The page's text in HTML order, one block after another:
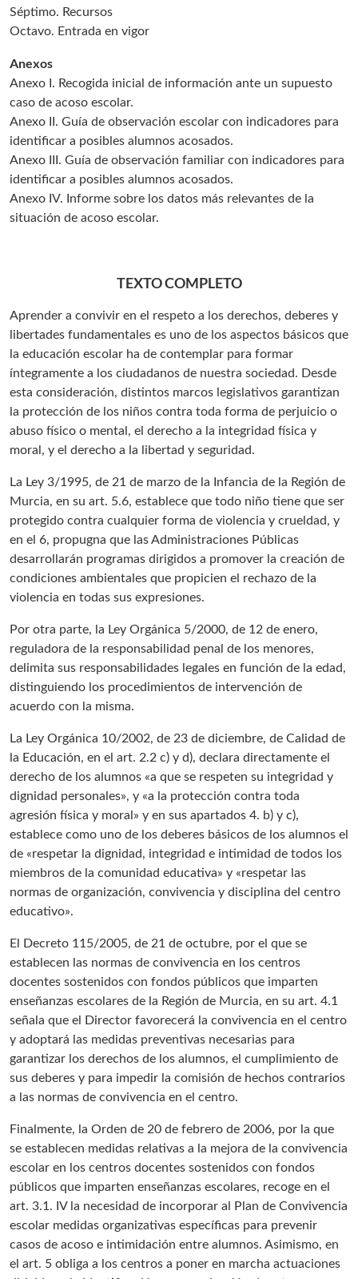
Séptimo. Recursos
Octavo. Entrada en vigor
Anexos
Anexo I. Recogida inicial de información ante un supuesto
caso de acoso escolar.
Anexo II. Guía de observación escolar con indicadores para
identificar a posibles alumnos acosados.
Anexo III. Guía de observación familiar con indicadores para
identificar a posibles alumnos acosados.
Anexo IV. Informe sobre los datos más relevantes de la
situación de acoso escolar.
TEXTO COMPLETO
Aprender a convivir en el respeto a los derechos, deberes y
libertades fundamentales es uno de los aspectos básicos que
la educación escolar ha de contemplar para formar
íntegramente a los ciudadanos de nuestra sociedad. Desde
esta consideración, distintos marcos legislativos garantizan
la protección de los niños contra toda forma de perjuicio o
abuso físico o mental, el derecho a la integridad física y
moral, y el derecho a la libertad y seguridad.
La Ley 3/1995, de 21 de marzo de la Infancia de la Región de
Murcia, en su art. 5.6, establece que todo niño tiene que ser
protegido contra cualquier forma de violencia y crueldad, y
en el 6, propugna que las Administraciones Públicas
desarrollarán programas dirigidos a promover la creación de
condiciones ambientales que propicien el rechazo de la
violencia en todas sus expresiones.
Por otra parte, la Ley Orgánica 5/2000, de 12 de enero,
reguladora de la responsabilidad penal de los menores,
delimita sus responsabilidades legales en función de la edad,
distinguiendo los procedimientos de intervención de
acuerdo con la misma.
La Ley Orgánica 10/2002, de 23 de diciembre, de Calidad de
la Educación, en el art. 2.2 c) y d), declara directamente el
derecho de los alumnos «a que se respeten su integridad y
dignidad personales», y «a la protección contra toda
agresión física y moral» y en sus apartados 4. b) y c),
establece como uno de los deberes básicos de los alumnos el
de «respetar la dignidad, integridad e intimidad de todos los
miembros de la comunidad educativa» y «respetar las
normas de organización, convivencia y disciplina del centro
educativo».
El Decreto 115/2005, de 21 de octubre, por el que se
establecen las normas de convivencia en los centros
docentes sostenidos con fondos públicos que imparten
enseñanzas escolares de la Región de Murcia, en su art. 4.1
señala que el Director favorecerá la convivencia en el centro
y adoptará las medidas preventivas necesarias para
garantizar los derechos de los alumnos, el cumplimiento de
sus deberes y para impedir la comisión de hechos contrarios
a las normas de convivencia en el centro.
Finalmente, la Orden de 20 de febrero de 2006, por la que
se establecen medidas relativas a la mejora de la convivencia
escolar en los centros docentes sostenidos con fondos
públicos que imparten enseñanzas escolares, recoge en el
art. 3.1. IV la necesidad de incorporar al Plan de Convivencia
escolar medidas organizativas específicas para prevenir
casos de acoso e intimidación entre alumnos. Asimismo, en
el art. 5 obliga a los centros a poner en marcha actuaciones